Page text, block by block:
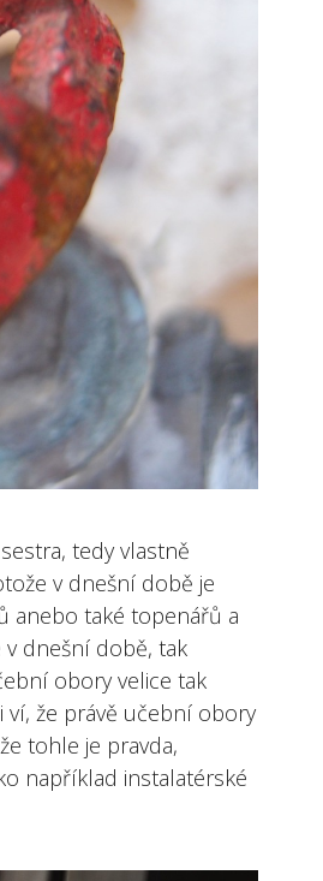
tedy vlastně
v dnešní době je
anebo také topenářů a
dnešní době, tak
obory velice tak
ví, že právě učební obory
tohle je pravda,
například instalatérské